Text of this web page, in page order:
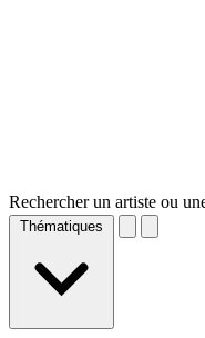
Rechercher un artiste ou
Thématiques